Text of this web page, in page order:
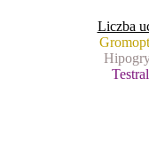
Liczba